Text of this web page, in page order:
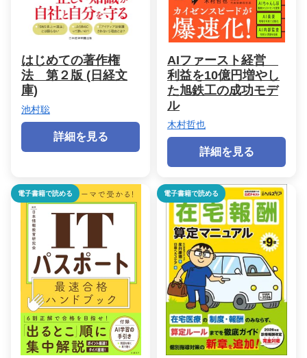
はじめての著作権
法 第２版 (日経文
庫)
池村聡
詳細を見る
AIファースト経営
利益を10億円増やし
た旭鉄工の成功モデ
ル
木村哲也
詳細を見る
電子書籍で読める 電子書籍で読める